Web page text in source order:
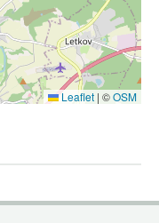
Leaflet | ©OSM